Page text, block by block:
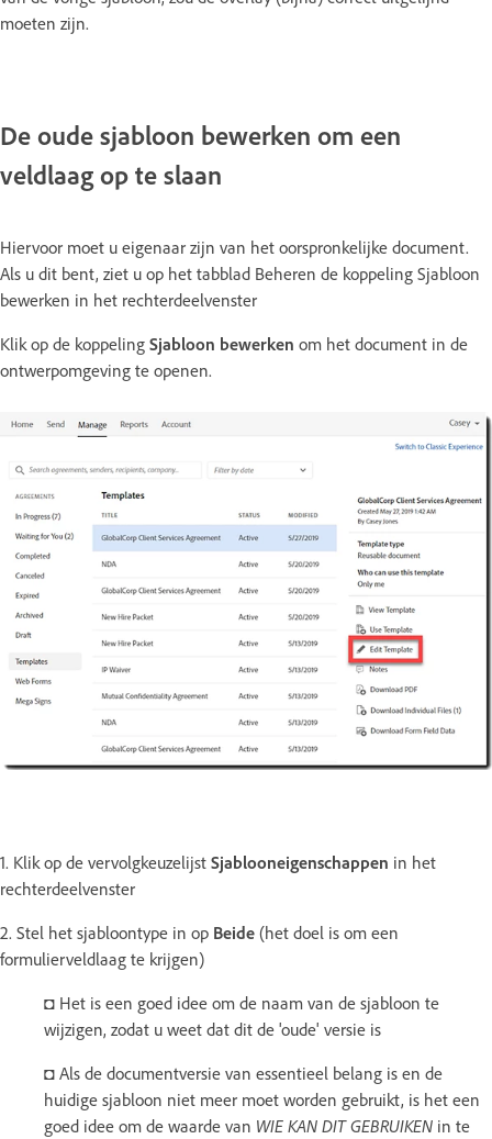
moeten zijn.
De oude sjabloon bewerken om een
veldlaag op te slaan
Hiervoor moet u eigenaar zijn van het oorspronkelijke document.
Als u dit bent, ziet u op het tabblad Beheren de koppeling Sjabloon
bewerken in het rechterdeelvenster
Klik op de koppeling Sjabloon bewerken om het document in de
ontwerpomgeving te openen.
1. Klik op de vervolgkeuzelijst Sjablooneigenschappen in het
rechterdeelvenster
2. Stel het sjabloontype in op Beide (het doel is om een
formulierveldlaag te krijgen)
◘ Het is een goed idee om de naam van de sjabloon te
wijzigen, zodat u weet dat dit de 'oude' versie is
◘ Als de documentversie van essentieel belang is en de
huidige sjabloon niet meer moet worden gebruikt, is het een
goed idee om de waarde van WIE KAN DIT GEBRUIKEN in te